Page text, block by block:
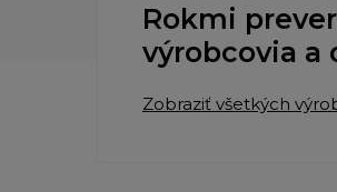
Rokmi
výrobcovia a
Zobraziť všetkých